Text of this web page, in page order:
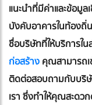
แนะนำที่มีค่าและข้อมู
บังคับอาคารในท้องถิ่
ชื่อบริษัทที่ให้บริการใ
ก่อสร้างคุณสามารถ
ติดต่อสอบถามกับบริษั
เรา ซึ่งทำให้คุณสะดว